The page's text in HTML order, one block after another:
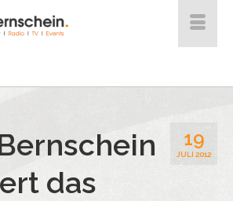
19
JULI 2012
das